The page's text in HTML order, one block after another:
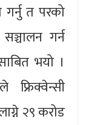
त परको
गर्न
भयो ।
फ्रिक्वेन्सी
२९ करोड